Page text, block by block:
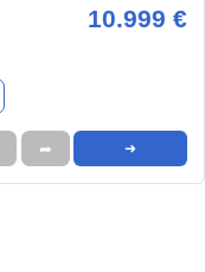
10.999 €
➦ ➜